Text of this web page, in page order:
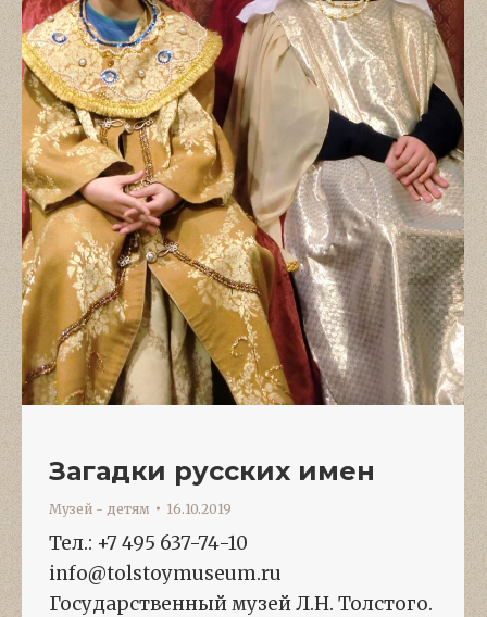
Загадки русских имен
Музей - детям 16.10.2019
Тел.: +7 495 637-74-10
info@tolstoymuseum.ru
Государственный музей Л.Н. Толстого.